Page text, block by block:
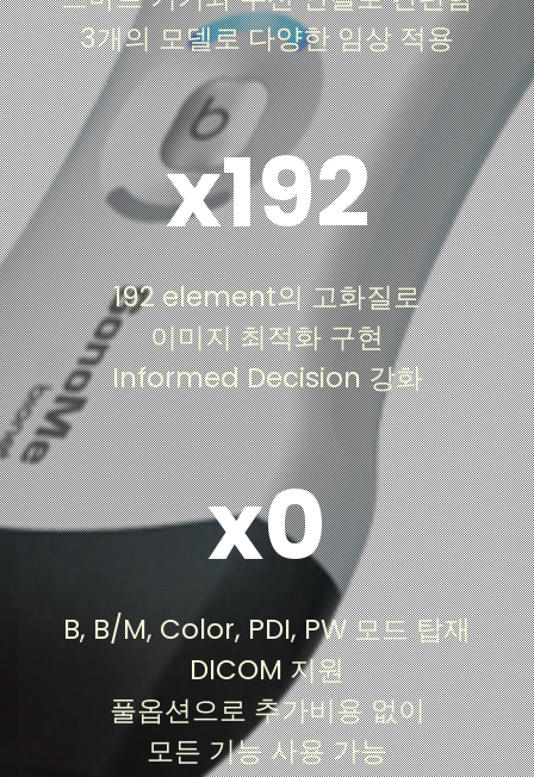
경과 필요에 알맞은 트랜스듀서 선택이 가능합니다.
3개의 모델로 다양한 임상 적용
최대 192 element의 고화질의 이미지로 기존 카트
형 초음파 장비와 유사한 이미지 품질을 구현 저비
용, 고효율의 제품을 공급하여 기존 제약이 많았던
초음파 사용을 더욱 쉽고 간편하게 하여 초음파 적
용 범위를 넓힙니다.
x192
192 element의 고화질로
이미지 최적화 구현
Informed Decision 강화
B, B/M, Color, PDI, PW 모드 및 DICOM 지원 등
초음파 스캔에 필요한 기능이 추가비용 없이 포함
되어 있어 초기 비용만으로도 제한 없이 모든 기능
을 사용할 수 있습니다.
x0
B, B/M, Color, PDI, PW 모드 탑재
DICOM 지원
풀옵션으로 추가비용 없이
모든 기능 사용 가능